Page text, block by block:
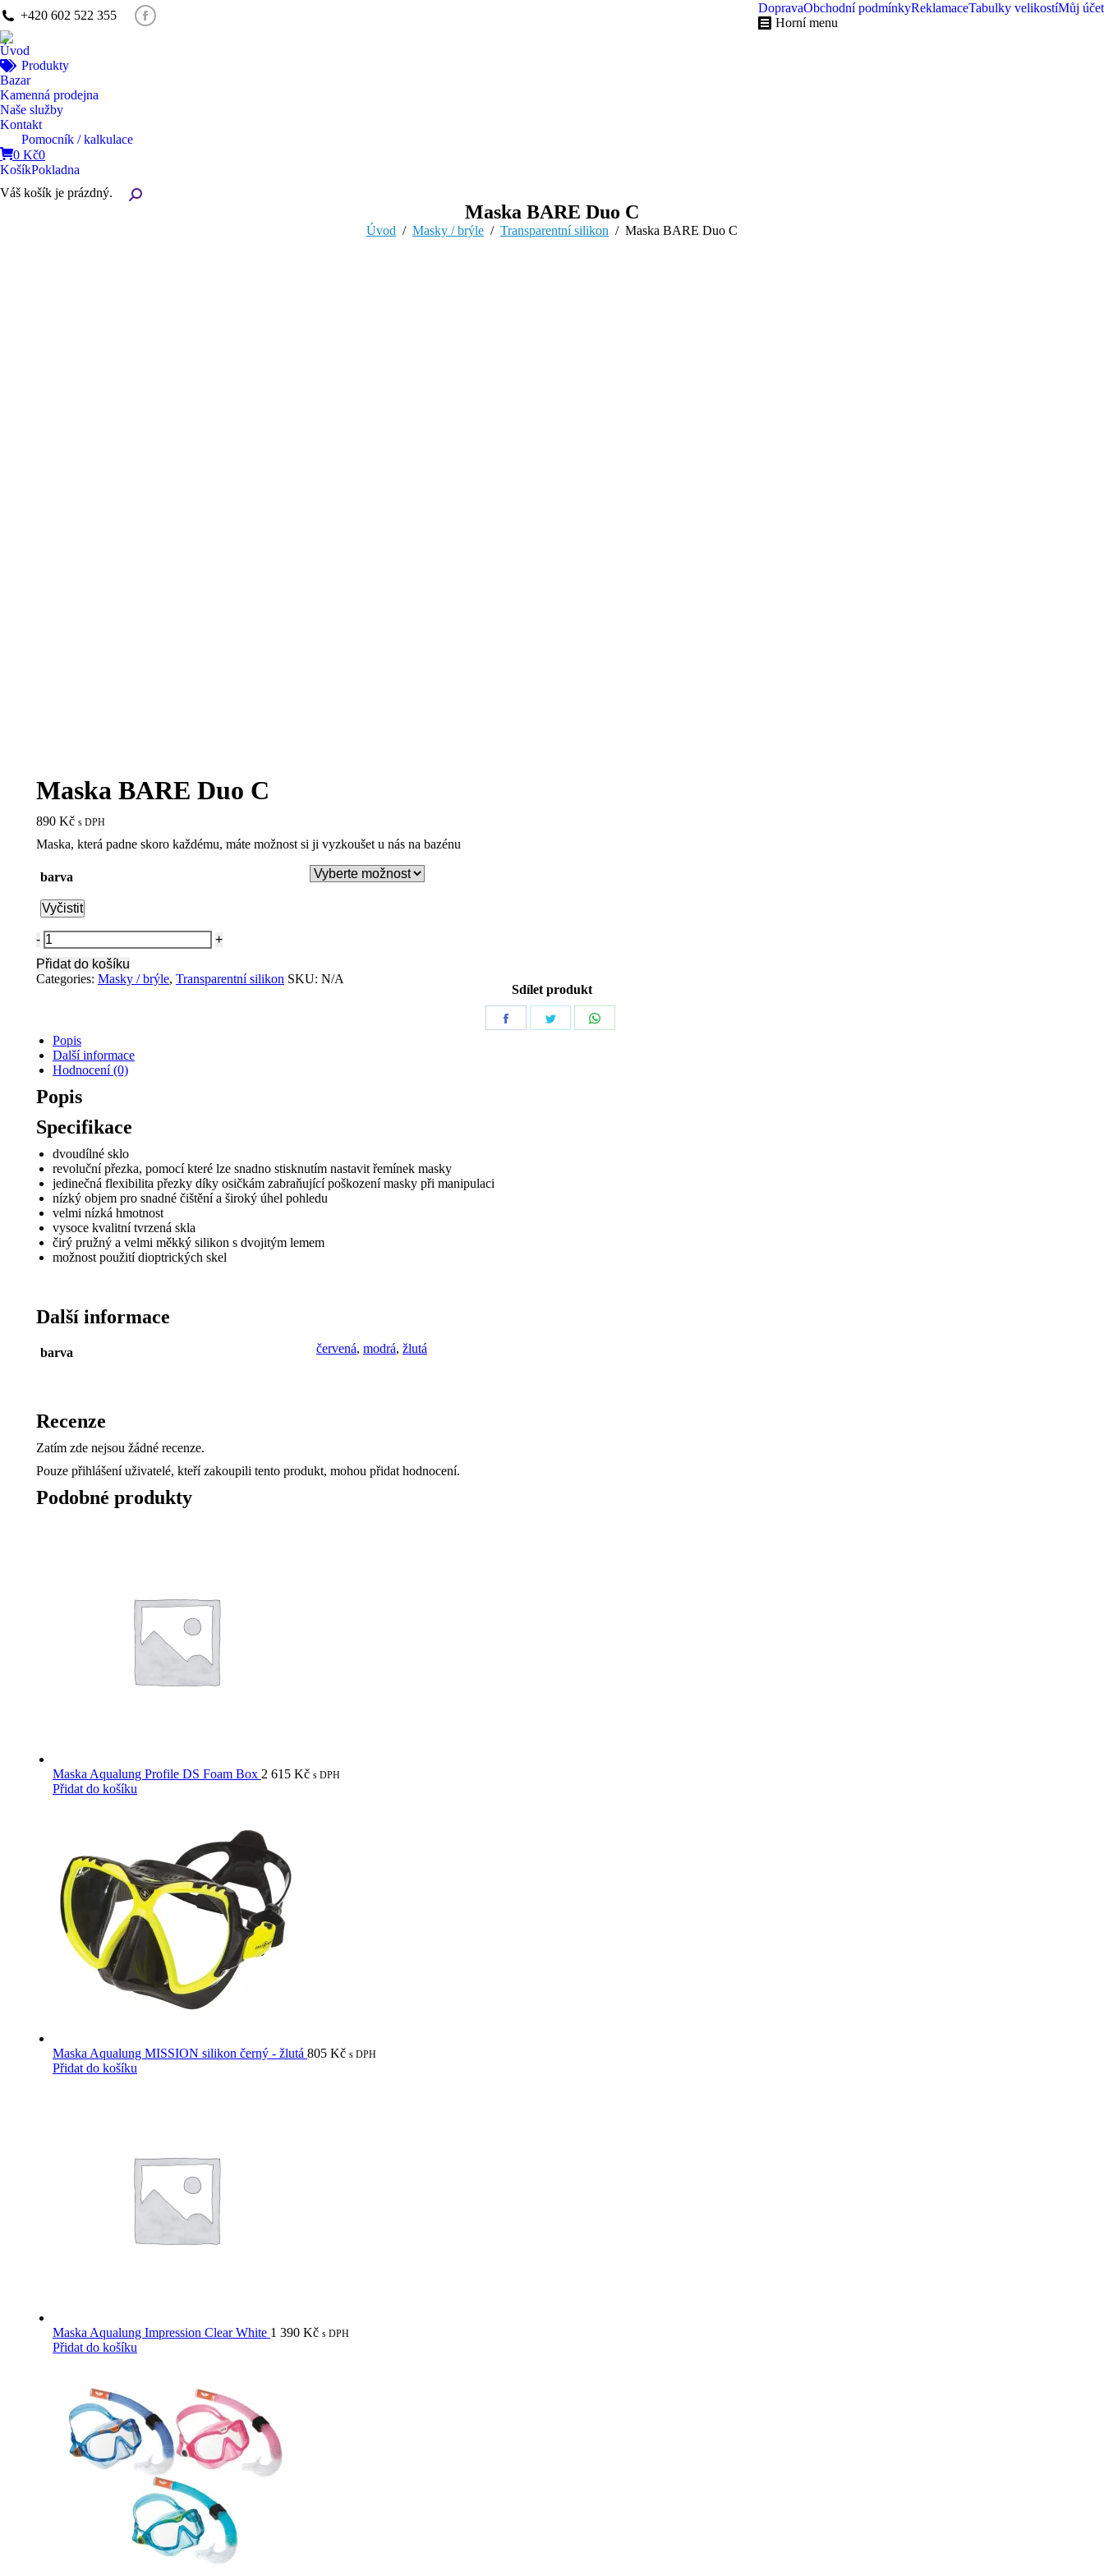
+420 602 522 355
Facebook
DopravaObchodní podmínkyReklamaceTabulky velikostíMůj účet
Horní menu
Úvod
Produkty
Bazar
Kamenná prodejna
Naše služby
Kontakt
Pomocník / kalkulace
0 Kč0
KošíkPokladna
Váš košík je prázdný.
Search:
Maska BARE Duo C
You are here:
Úvod Masky / brýle Transparentní silikon Maska BARE Duo C
Maska BARE Duo C
890 Kč s DPH
Maska, která padne skoro každému, máte možnost si ji vyzkoušet u nás na bazénu
barva
Vyčistit
Maska
BARE
Duo
C
Přidat do košíku
Categories: Masky / brýle, Transparentní silikon SKU: N/A
Sdílet produkt
Popis
Další informace
Hodnocení (0)
Popis
Specifikace
dvoudílné sklo
revoluční přezka, pomocí které lze snadno stisknutím nastavit řemínek masky
jedinečná flexibilita přezky díky osičkám zabraňující poškození masky při manipulaci
nízký objem pro snadné čištění a široký úhel pohledu
velmi nízká hmotnost
vysoce kvalitní tvrzená skla
čirý pružný a velmi měkký silikon s dvojitým lemem
možnost použití dioptrických skel
Další informace
barva červená, modrá, žlutá
Recenze
Zatím zde nejsou žádné recenze.
Pouze přihlášení uživatelé, kteří zakoupili tento produkt, mohou přidat hodnocení.
Podobné produkty
Maska Aqualung Profile DS Foam Box 2 615 Kč s DPH
Přidat do košíku
Maska Aqualung MISSION silikon černý - žlutá 805 Kč s DPH
Přidat do košíku
Maska Aqualung Impression Clear White 1 390 Kč s DPH
Přidat do košíku